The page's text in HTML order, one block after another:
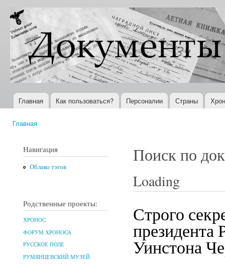
Документы
XX века
Всемирная
история в
Интернете
Главное меню
Главная Как пользоваться? Персоналии Страны
Главная
Навигация
Облако тэгов
Родственные проекты:
ХРОНОС
ФОРУМ ХРОНОСА
РУССКОЕ ПОЛЕ
РУМЯНЦЕВСКИЙ МУЗЕЙ
Поиск по
Loading
Строго
президента
Уинстона